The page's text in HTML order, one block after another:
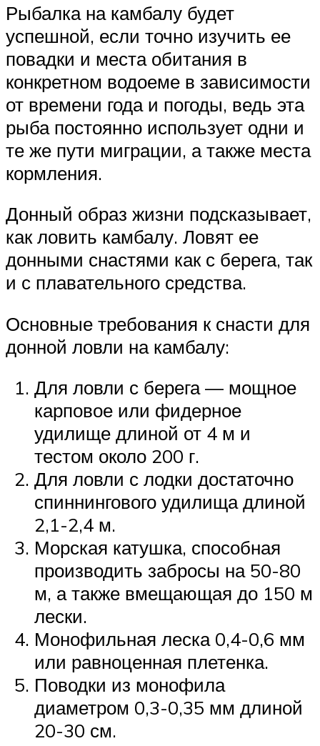
Рыбалка на камбалу будет
успешной, если точно изучить ее
повадки и места обитания в
конкретном водоеме в зависимости
от времени года и погоды, ведь эта
рыба постоянно использует одни и
те же пути миграции, а также места
кормления.
Донный образ жизни подсказывает,
как ловить камбалу. Ловят ее
донными снастями как с берега, так
и с плавательного средства.
Основные требования к снасти для
донной ловли на камбалу:
Для ловли с берега — мощное
карповое или фидерное
удилище длиной от 4 м и
тестом около 200 г.
Для ловли с лодки достаточно
спиннингового удилища длиной
2,1-2,4 м.
Морская катушка, способная
производить забросы на 50-80
м, а также вмещающая до 150 м
лески.
Монофильная леска 0,4-0,6 мм
или равноценная плетенка.
Поводки из монофила
диаметром 0,3-0,35 мм длиной
20-30 см.